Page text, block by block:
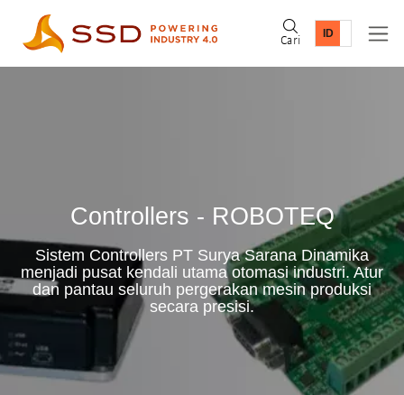
Cari
Controllers - ROBOTEQ
Sistem Controllers PT Surya Sarana Dinamika
menjadi pusat kendali utama otomasi industri. Atur
dan pantau seluruh pergerakan mesin produksi
secara presisi.